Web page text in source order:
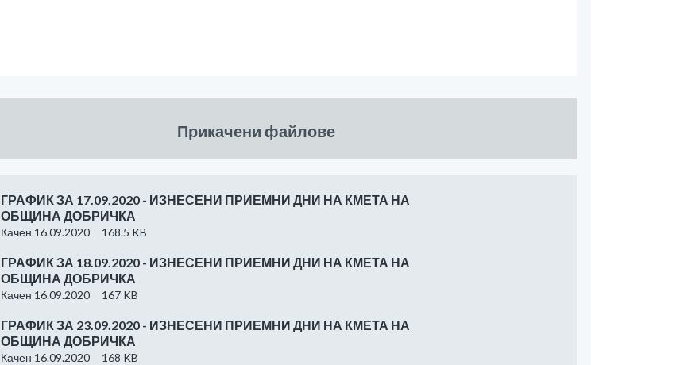
Прикачени файлове
ГРАФИК ЗА 17.09.2020 - ИЗНЕСЕНИ ПРИЕМНИ ДНИ НА КМЕТА НА
ОБЩИНА ДОБРИЧКА
Качен 16.09.2020 168.5 KB
ГРАФИК ЗА 18.09.2020 - ИЗНЕСЕНИ ПРИЕМНИ ДНИ НА КМЕТА НА
ОБЩИНА ДОБРИЧКА
Качен 16.09.2020 167 KB
ГРАФИК ЗА 23.09.2020 - ИЗНЕСЕНИ ПРИЕМНИ ДНИ НА КМЕТА НА
ОБЩИНА ДОБРИЧКА
Качен 16.09.2020 168 KB